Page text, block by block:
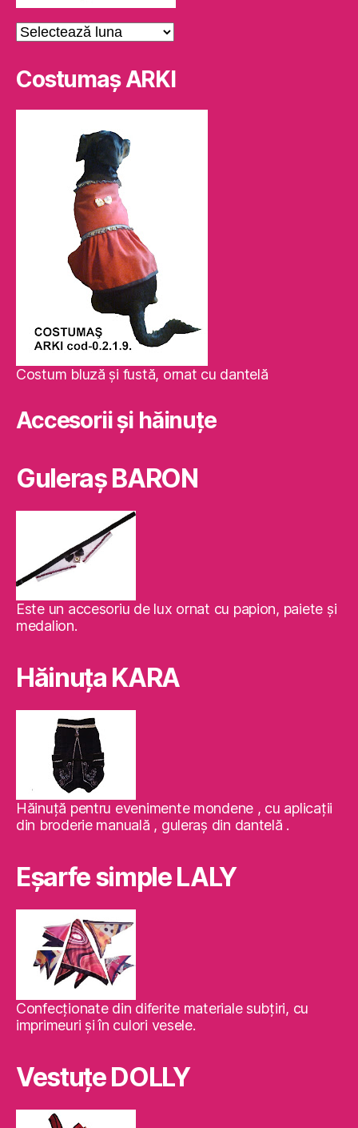
Arhive
Costumaş ARKI
Costum bluză şi fustă, ornat cu dantelă
Accesorii și hăinuțe
Guleraş BARON
Este un accesoriu de lux ornat cu papion, paiete şi
medalion.
Hăinuţa KARA
Hăinuţă pentru evenimente mondene , cu aplicaţii
din broderie manuală , guleraş din dantelă .
Eşarfe simple LALY
Confecţionate din diferite materiale subţiri, cu
imprimeuri şi în culori vesele.
Vestuţe DOLLY